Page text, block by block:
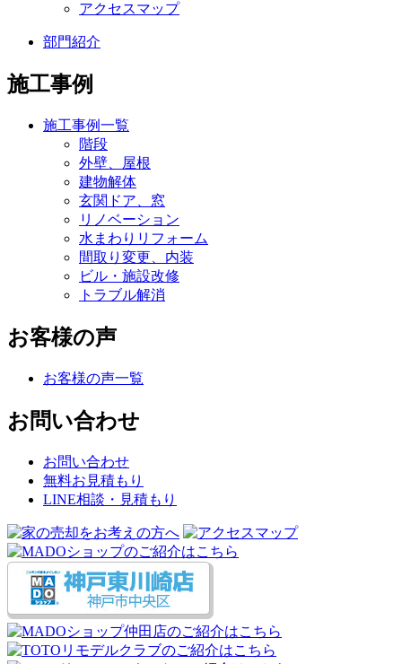
アクセスマップ
部門紹介
施工事例
施工事例一覧
階段
外壁、屋根
建物解体
玄関ドア、窓
リノベーション
水まわりリフォーム
間取り変更、内装
ビル・施設改修
トラブル解消
お客様の声
お客様の声一覧
お問い合わせ
お問い合わせ
無料お見積もり
LINE相談・見積もり